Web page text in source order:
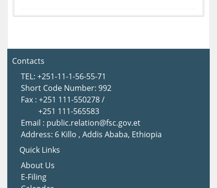
Contacts
TEL: +251-11-1-56-55-71
Short Code Number: 992
Fax : +251 111-550278 /
+251 111-565583
Email : public.relation@fsc.gov.et
Address: 6 Killo , Addis Ababa, Ethiopia
Quick Links
About Us
E-Filing